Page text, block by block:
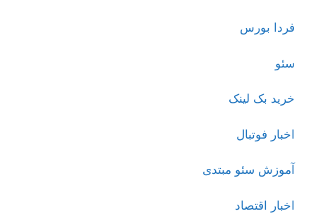
فردا بورس
سئو
خرید بک لینک
اخبار فوتبال
آموزش سئو مبتدی
اخبار اقتصاد